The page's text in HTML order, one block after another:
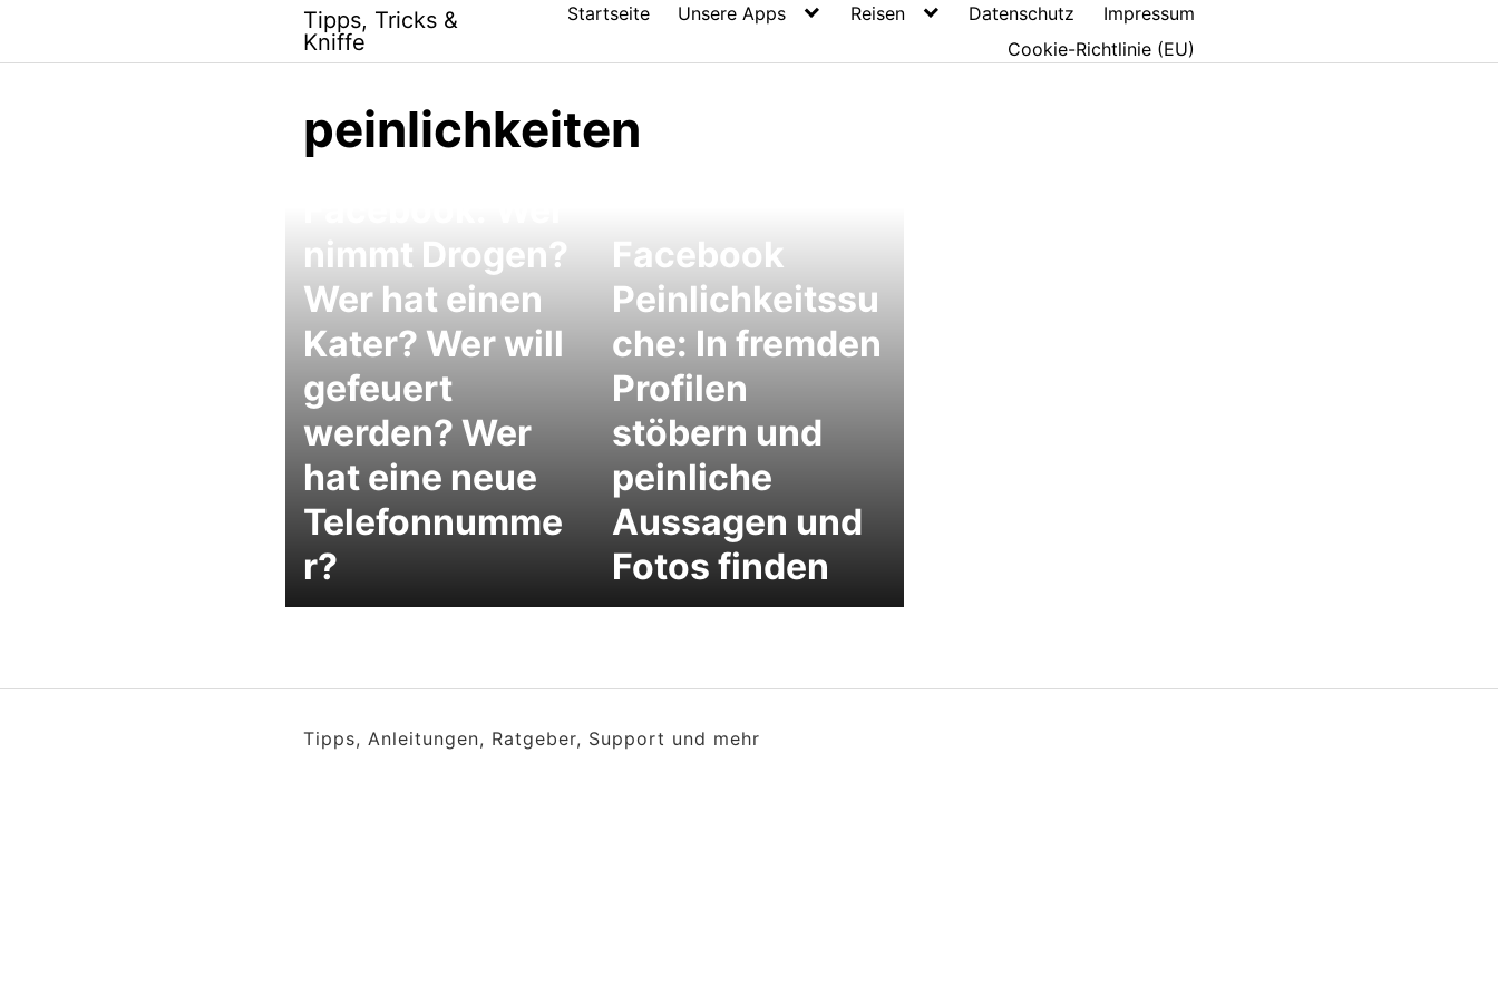
content
Tipps, Tricks &
Kniffe
Startseite Unsere Apps Reisen Datenschutz
Impressum
Cookie-Richtlinie (EU)
peinlichkeiten
nimmt Drogen?
Wer hat einen
Kater? Wer will
gefeuert
werden? Wer
hat eine neue
Telefonnumme
r?
Facebook
Peinlichkeitssu
che: In fremden
Profilen
stöbern und
peinliche
Aussagen und
Fotos finden
Tipps, Anleitungen, Ratgeber, Support und mehr